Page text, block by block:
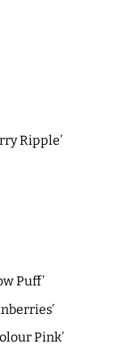
Ripple’
Puff’
Pink’